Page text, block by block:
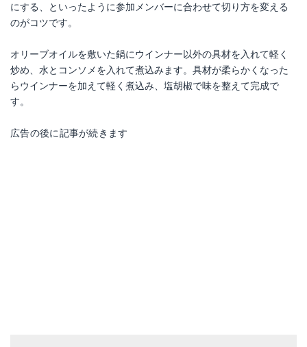
にする、といったように参加メンバーに合わせて切り方を変える
のがコツです。
オリーブオイルを敷いた鍋にウインナー以外の具材を入れて軽く
炒め、水とコンソメを入れて煮込みます。具材が柔らかくなった
らウインナーを加えて軽く煮込み、塩胡椒で味を整えて完成で
す。
広告の後に記事が続きます